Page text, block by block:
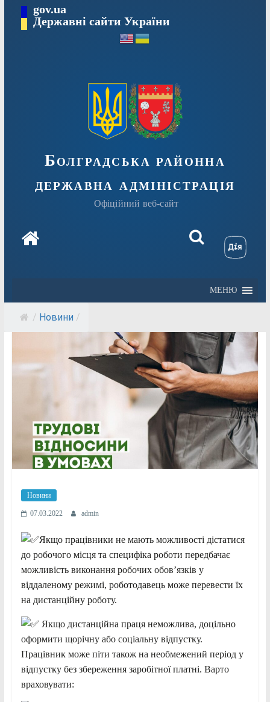
Перейтиgov.ua
Державні сайти України
Болградська районна
державна адміністрація
Офіційний веб-сайт
МЕНЮ
/ Новини /
Новини
07.03.2022 admin
Якщо працівники не мають можливості дістатися
до робочого місця та специфіка роботи передбачає
можливість виконання робочих обов’язків у
віддаленому режимі, роботодавець може перевести їх
на дистанційну роботу.
Якщо дистанційна праця неможлива, доцільно
оформити щорічну або соціальну відпустку.
Працівник може піти також на необмежений період у
відпустку без збереження заробітної платні. Варто
враховувати: